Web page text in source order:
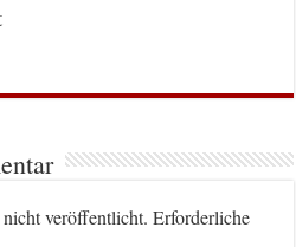
veröffentlicht. Erforderliche